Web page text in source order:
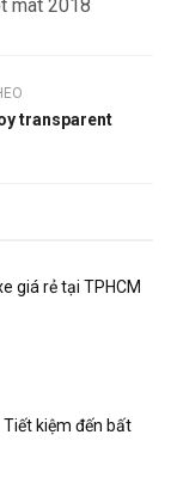
mat 2018
transparent
giá rẻ tại TPHCM
kiệm đến bất